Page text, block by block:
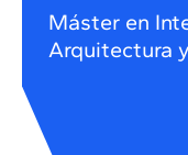
Máster en
Arquitectura